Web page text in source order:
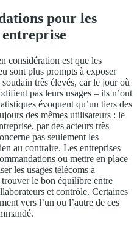
pour les
considération est que les
sont plus prompts à exposer
très élevés, car le jour où
pas leurs usages – ils n’ont
évoquent qu’un tiers des
des mêmes utilisateurs : le
par des acteurs très
pas seulement les
au contraire. Les entreprises
ou mettre en place
les usages télécoms à
trouver le bon équilibre entre
et contrôle. Certaines
vers l’un ou l’autre de ces